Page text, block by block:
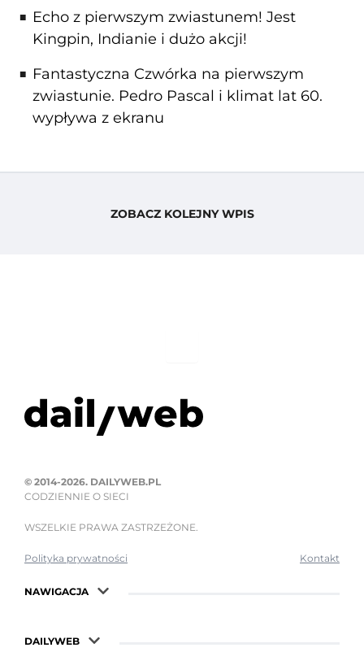
Echo z pierwszym zwiastunem! Jest
Kingpin, Indianie i dużo akcji!
Fantastyczna Czwórka na pierwszym
zwiastunie. Pedro Pascal i klimat lat 60.
wypływa z ekranu
ZOBACZ KOLEJNY WPIS
© 2014-2026. DAILYWEB.PL
CODZIENNIE O SIECI
WSZELKIE PRAWA ZASTRZEŻONE.
Polityka prywatności Kontakt
NAWIGACJA
DAILYWEB